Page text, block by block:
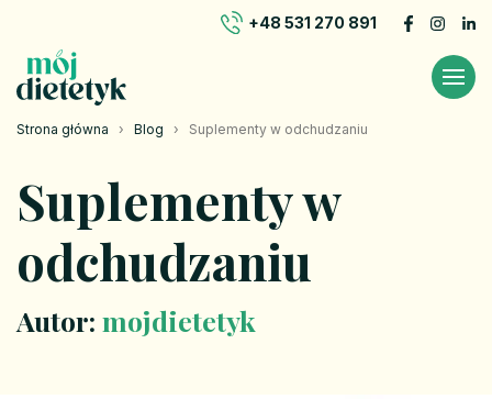
+48 531 270 891
Strona główna › Blog › Suplementy w odchudzaniu
Suplementy w
odchudzaniu
Autor: mojdietetyk